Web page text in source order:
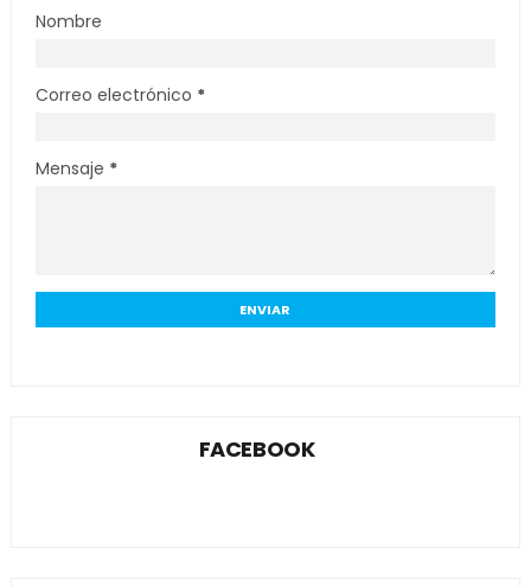
Nombre
Correo electrónico *
Mensaje *
FACEBOOK